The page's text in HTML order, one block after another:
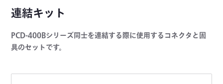
連結キット
PCD-400Bシリーズ同士を連結する際に使用するコネクタと固
具のセットです。